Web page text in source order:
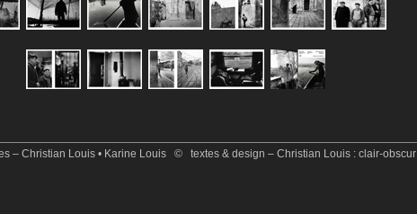
– Christian Louis • Karine Louis © textes & design – Christian Louis : clair-obscur